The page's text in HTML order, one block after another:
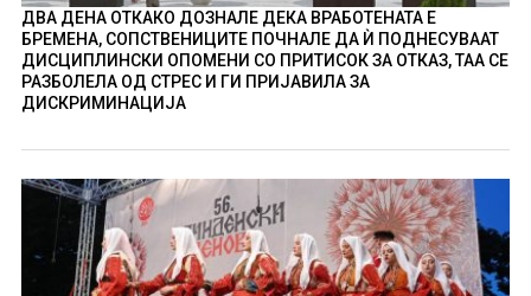
ДВА ДЕНА ОТКАКО ДОЗНАЛЕ ДЕКА ВРАБОТЕНАТА Е
БРЕМЕНА, СОПСТВЕНИЦИТЕ ПОЧНАЛЕ ДА Ѝ ПОДНЕСУВААТ
ДИСЦИПЛИНСКИ ОПОМЕНИ СО ПРИТИСОК ЗА ОТКАЗ, ТАА СЕ
РАЗБОЛЕЛА ОД СТРЕС И ГИ ПРИЈАВИЛА ЗА
ДИСКРИМИНАЦИЈА